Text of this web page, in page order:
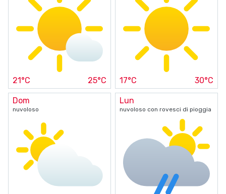
21°C 25°C 17°C 30°C
Dom
nuvoloso
Lun
nuvoloso con rovesci di pioggia